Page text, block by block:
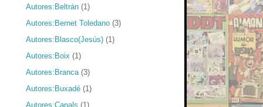
Autores:Beltrán (1)
Autores:Bernet Toledano (3)
Autores:Blasco(Jesús) (1)
Autores:Boix (1)
Autores:Branca (3)
Autores:Buxadé (1)
Autores:Canals (1)